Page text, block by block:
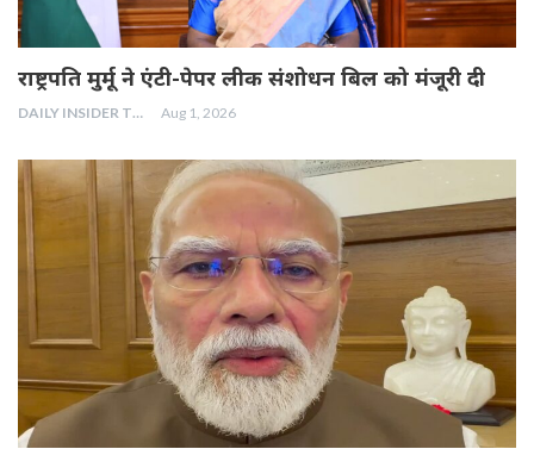
राष्ट्रपति मुर्मू ने एंटी-पेपर लीक संशोधन बिल को मंजूरी दी
DAILY INSIDER TEAM Aug 1, 2026